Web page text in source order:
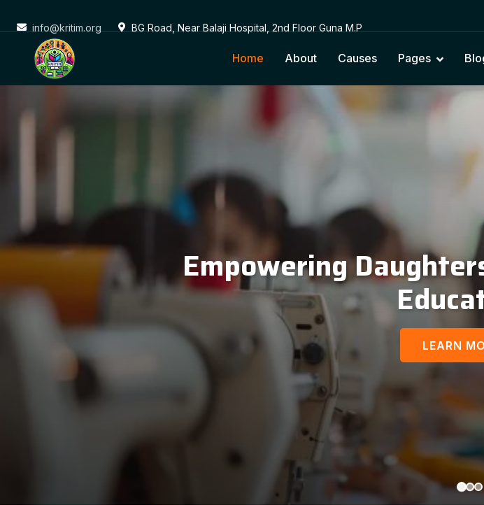
info@kritim.org BG Road, Near Balaji Hospital, 2nd Floor Guna M.P
Home About Causes Pages
Connecting
Cultural
LEARN